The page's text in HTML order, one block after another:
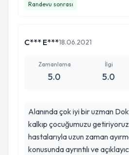
yapıda oynuyor.Pev li
ayağı Messi gibi :) Salih hoca
mükemmel.Çocuk ortopedi
kendisi ,nedeni ise il dışından
üniversitelerdeki
geliyordu,sohbet
Randevu sonrası
C*** E***18.06.2021
Zamanlama
5.0
İlgi
5.0
Alanında çok iyi bir uzman Doktor Rize'den beri
kalkıp çocuğumuzu
hastalarıyla uzun zaman
konusunda ayrıntılı ve açıklayıcı bir şekilde